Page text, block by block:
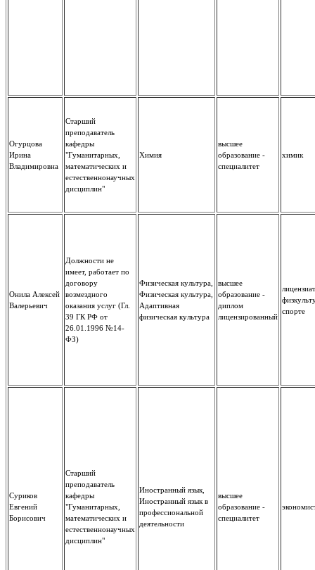
Огурцова
Ирина
Владимировна
Старший
преподаватель
кафедры
"Гуманитарных,
математических и
естественнонаучных
дисциплин"
Химия
высшее
образование -
специалитет
химик
Онила Алексей
Валерьевич
Должности не
имеет, работает по
договору
возмездного
оказания услуг (Гл.
39 ГК РФ от
26.01.1996 №14-
ФЗ)
Физическая культура,
Физическая культура,
Адаптивная
физическая культура
высшее
образование -
диплом
лицензированный
спорте
Суриков
Евгений
Борисович
Старший
преподаватель
кафедры
"Гуманитарных,
математических и
естественнонаучных
дисциплин"
Иностранный язык,
Иностранный язык в
профессиональной
деятельности
высшее
образование -
специалитет